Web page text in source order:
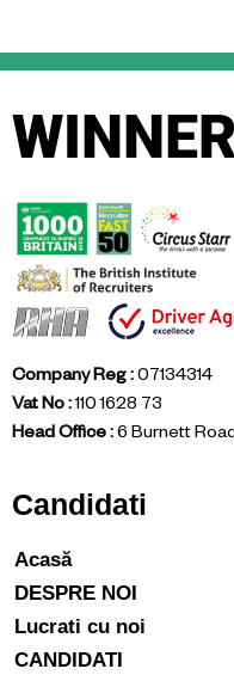
Company Reg :07134314
Vat No :110 1628 73
Head Office :6 Burnett
Candidati
Acasă
DESPRE NOI
Lucrati cu noi
CANDIDATI